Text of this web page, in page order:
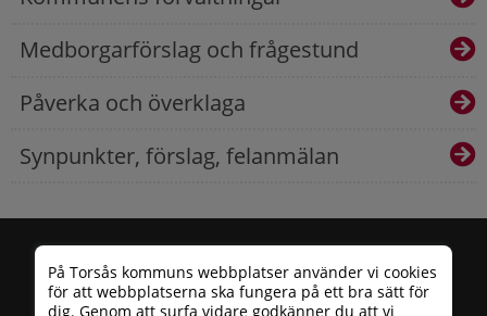
På Torsås kommuns webbplatser använder vi cookies
för att webbplatserna ska fungera på ett bra sätt för
dig. Genom att surfa vidare godkänner du att vi
Medborgarförslag och frågestund
Påverka och överklaga
Synpunkter, förslag, felanmälan